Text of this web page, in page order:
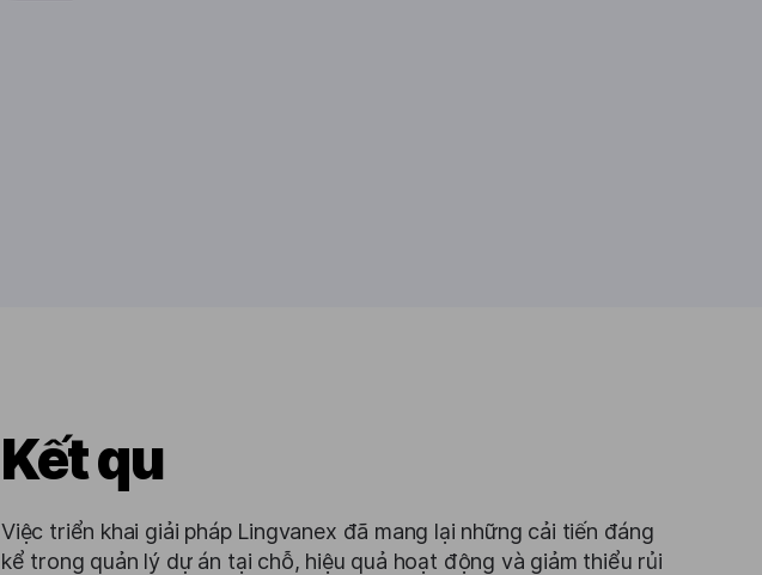
Kết qu
Việc triển khai giải pháp Lingvanex đã mang lại những cải tiến đáng
kể trong quản lý dự án tại chỗ, hiệu quả hoạt động và giảm thiểu rủi